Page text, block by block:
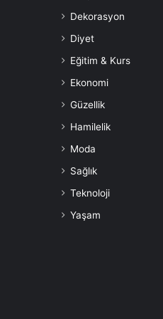
Dekorasyon
Diyet
Eğitim & Kurs
Ekonomi
Güzellik
Hamilelik
Moda
Sağlık
Teknoloji
Yaşam